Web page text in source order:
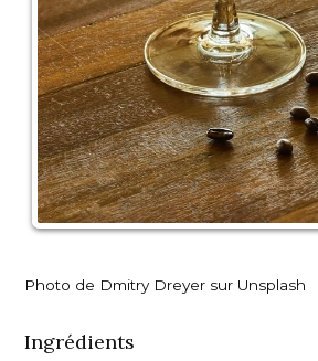
Photo de Dmitry Dreyer sur Unsplash
Ingrédients